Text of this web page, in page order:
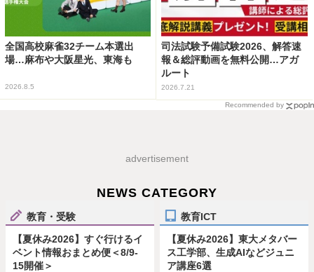
全国高校麻雀32チーム本選出
場…麻布や大阪星光、東海も
2026.8.5
司法試験予備試験2026、解答速
報＆総評動画を無料公開…アガ
ルート
2026.7.21
Recommended by
advertisement
NEWS CATEGORY
教育・受験
【夏休み2026】すぐ行けるイ
ベント情報おまとめ便＜8/9-
15開催＞
教育ICT
【夏休み2026】東大メタバー
ス工学部、生成AIなどジュニ
ア講座6選